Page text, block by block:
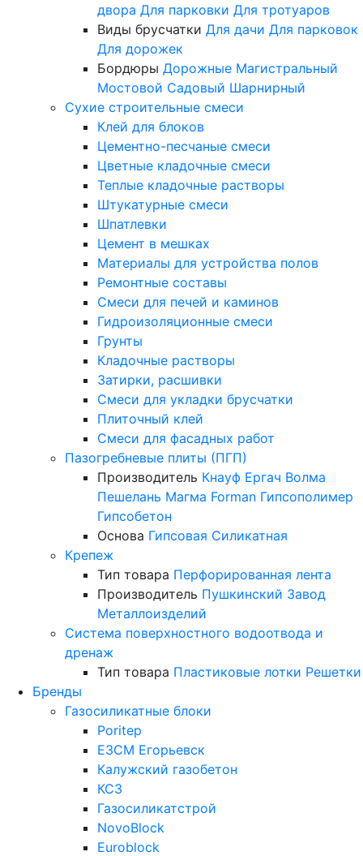
двора Для парковки Для тротуаров
Виды брусчатки Для дачи Для парковок
Для дорожек
Бордюры Дорожные Магистральный
Мостовой Садовый Шарнирный
Сухие строительные смеси
Клей для блоков
Цементно-песчаные смеси
Цветные кладочные смеси
Теплые кладочные растворы
Штукатурные смеси
Шпатлевки
Цемент в мешках
Материалы для устройства полов
Ремонтные составы
Смеси для печей и каминов
Гидроизоляционные смеси
Грунты
Кладочные растворы
Затирки, расшивки
Смеси для укладки брусчатки
Плиточный клей
Смеси для фасадных работ
Пазогребневые плиты (ПГП)
Производитель Кнауф Ергач Волма
Пешелань Магма Forman Гипсополимер
Гипсобетон
Основа Гипсовая Силикатная
Крепеж
Тип товара Перфорированная лента
Производитель Пушкинский Завод
Металлоизделий
Система поверхностного водоотвода и
дренаж
Тип товара Пластиковые лотки Решетки
Бренды
Газосиликатные блоки
Poritep
ЕЗСМ Егорьевск
Калужский газобетон
КСЗ
Газосиликатстрой
NovoBlock
Euroblock